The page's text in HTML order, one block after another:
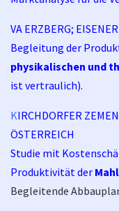
VA ERZBERG;
Begleitung der
physikalischen und
ist vertraulich).
KIRCHDORFER
ÖSTERREICH
Studie mit
Produktivität der
Begleitende